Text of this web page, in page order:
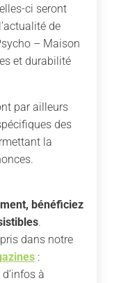
ci seront
de
– Maison
et durabilité
par ailleurs
des
la
bénéficiez
.
dans notre
:
à